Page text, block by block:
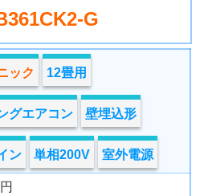
G
ック 12畳用
グエアコン 壁埋込形
ン 単相200V 室外電源